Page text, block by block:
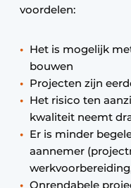
voordelen:
Het is mogelijk
bouwen
Projecten zijn
Het risico ten
kwaliteit neemt
Er is minder
aannemer
Onrendabele